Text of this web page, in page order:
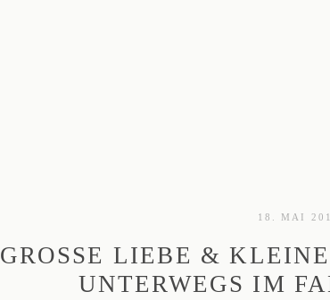
18. MAI
GROSSE LIEBE & KLEINE
NTERWEGS IM